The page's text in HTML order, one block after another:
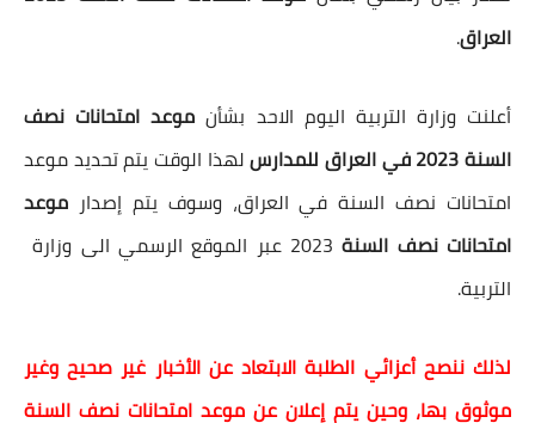
العراق.
أعلنت وزارة التربية اليوم الاحد بشأن موعد امتحانات نصف
السنة 2023 في العراق للمدارس
لهذا الوقت يتم تحديد موعد
امتحانات نصف السنة في العراق، وسوف يتم إصدار موعد
امتحانات نصف السنة
2023 عبر الموقع الرسمي الى وزارة
التربية.
لذلك ننصح أعزائي الطلبة الابتعاد عن الأخبار غير صحيح وغير
موثوق بها، وحين يتم إعلان عن موعد امتحانات نصف السنة